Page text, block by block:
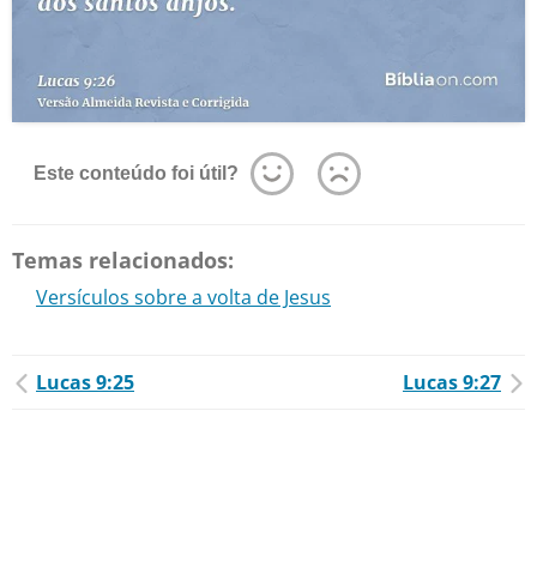
Este conteúdo foi útil?
Temas relacionados:
Versículos sobre a volta de Jesus
Lucas 9:25 Lucas 9:27